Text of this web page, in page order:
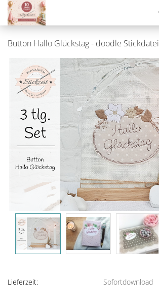
Button Hallo Glückstag - doodle Stickdatei
Lieferzeit: Sofortdownload